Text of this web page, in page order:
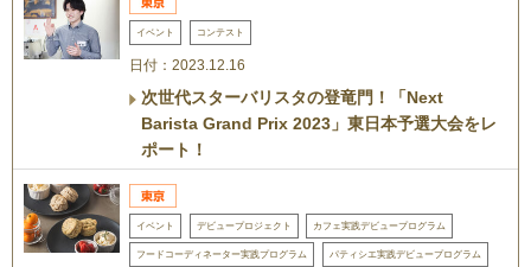
イベント コンテスト
日付：2023.12.16
次世代スターバリスタの登竜門！「Next
Barista Grand Prix 2023」東日本予選大会をレ
ポート！
イベント デビュープロジェクト カフェ実践デビュープログラム
フードコーディネーター実践プログラム パティシエ実践デビュープログラム